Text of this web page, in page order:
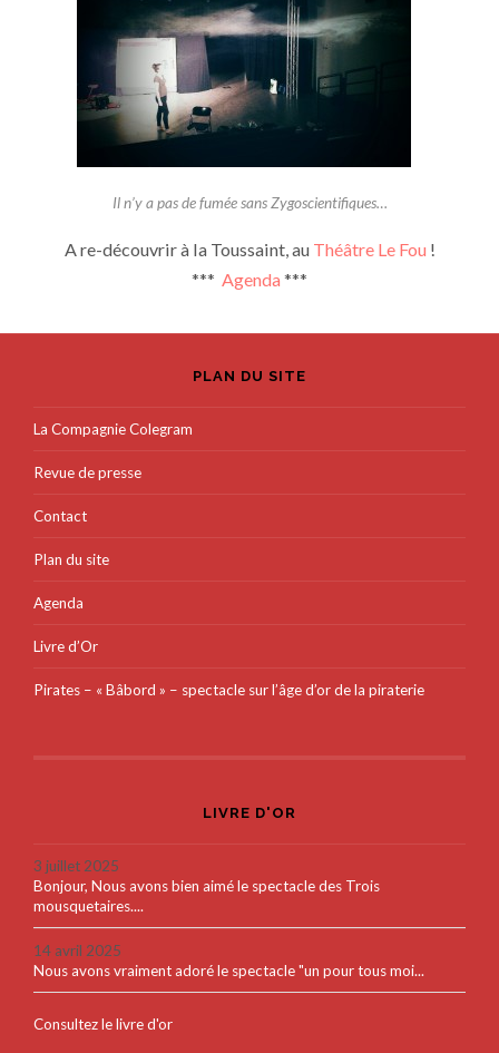
Il n’y a pas de fumée sans Zygoscientifiques…
A re-découvrir à la Toussaint, au Théâtre Le Fou !
*** Agenda ***
PLAN DU SITE
La Compagnie Colegram
Revue de presse
Contact
Plan du site
Agenda
Livre d’Or
Pirates – « Bâbord » – spectacle sur l’âge d’or de la piraterie
LIVRE D'OR
3 juillet 2025
Bonjour, Nous avons bien aimé le spectacle des Trois
mousquetaires....
14 avril 2025
Nous avons vraiment adoré le spectacle "un pour tous moi...
Consultez le livre d'or